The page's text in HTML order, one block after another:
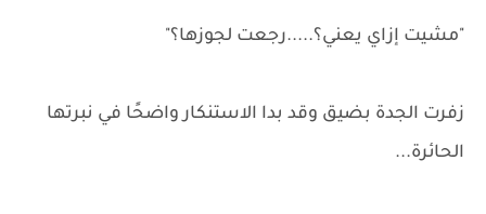
"مشيت إزاي يعني؟.....رجعت لجوزها؟"
زفرت الجدة بضيق وقد بدا الاستنكار واضحًا في نبرتها
الحائرة...